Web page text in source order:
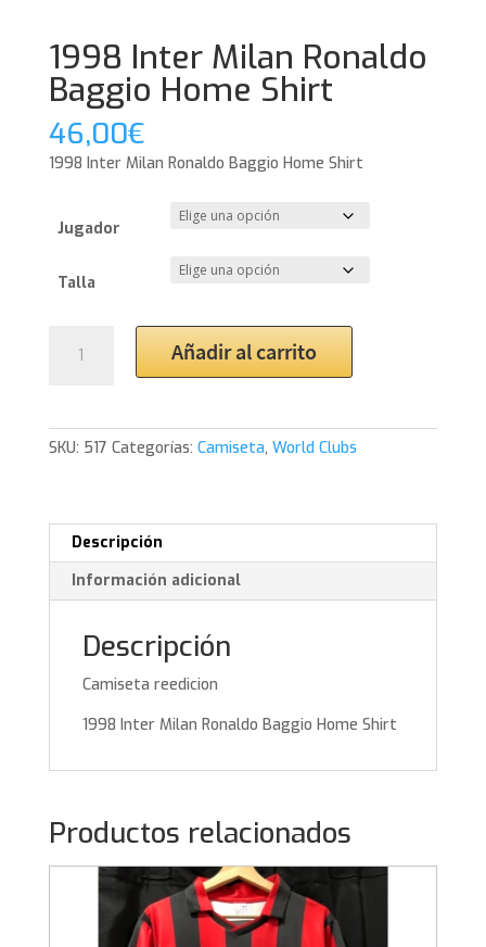
1998 Inter Milan Ronaldo
Baggio Home Shirt
46,00€
1998 Inter Milan Ronaldo Baggio Home Shirt
Jugador
Talla
Inter
Baggio
Añadir al carrito
SKU: 517 Categorías: Camiseta, World Clubs
Descripción
Información adicional
Descripción
Camiseta reedicion
1998 Inter Milan Ronaldo Baggio Home Shirt
Productos relacionados